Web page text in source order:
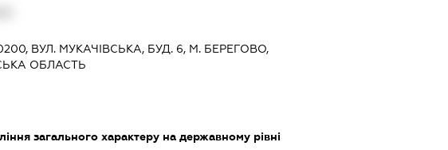
ВУЛ. МУКАЧІВСЬКА, БУД. 6, М. БЕРЕГОВО,
ОБЛАСТЬ
загального характеру на державному рівні